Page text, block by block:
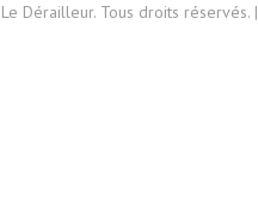
Dérailleur. Tous droits réservés. |